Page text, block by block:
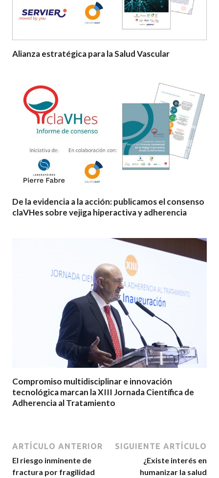
Alianza estratégica para la Salud Vascular
De la evidencia a la acción: publicamos el consenso
claVHes sobre vejiga hiperactiva y adherencia
Compromiso multidisciplinar e innovación
tecnológica marcan la XIII Jornada Científica de
Adherencia al Tratamiento
ARTÍCULO ANTERIOR
El riesgo inminente de
fractura por fragilidad
SIGUIENTE ARTÍCULO
¿Existe interés en
humanizar la salud